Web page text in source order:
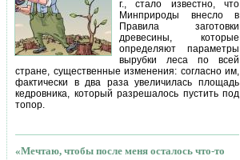
г., стало известно, что
Минприроды внесло в
Правила заготовки
древесины, которые
определяют параметры
вырубки леса по всей
стране, существенные изменения: согласно им,
фактически в два раза увеличилась площадь
кедровника, который разрешалось пустить под
топор.
«Мечтаю, чтобы после меня осталось что-то